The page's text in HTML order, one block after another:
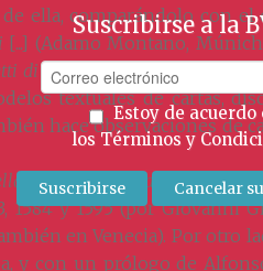
ella, comparándolo con
[...] (Adamo Montano,
di Hieronimo Garimberto et
textuales de cartas,
hace observaciones de
lingua castigliana , tuvo
1584 y 1595 (por
en Venecia). Por otro
y con un prólogo de
Suscribirse a la
Estoy de acuerdo
los Términos y